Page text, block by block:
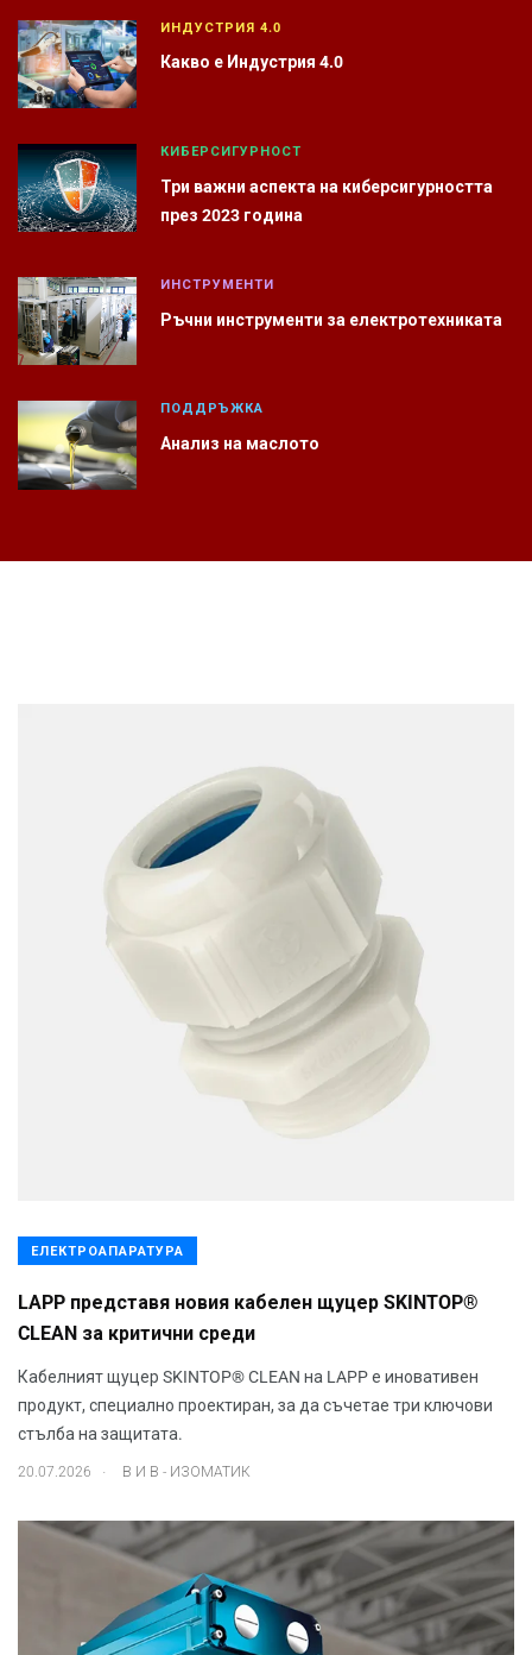
ИНДУСТРИЯ 4.0
Какво е Индустрия 4.0
КИБЕРСИГУРНОСТ
Три важни аспекта на киберсигурността
през 2023 година
ИНСТРУМЕНТИ
Ръчни инструменти за електротехниката
ПОДДРЪЖКА
Анализ на маслото
ЕЛЕКТРОАПАРАТУРА
LAPP представя новия кабелен щуцер SKINTOP®
CLEAN за критични среди
Кабелният щуцер SKINTOP® CLEAN на LAPP е иновативен
продукт, специално проектиран, за да съчетае три ключови
стълба на защитата.
20.07.2026 В И В - ИЗОМАТИК